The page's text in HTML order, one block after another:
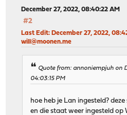
December 27, 2022, 08:40:22 AM
#2
Last Edit: December 27, 2022,
will@moonen.me
Quote from: annoniempjuh on
04:03:15 PM
hoe heb je Lan ingesteld?
en die staat weer ingesteld op